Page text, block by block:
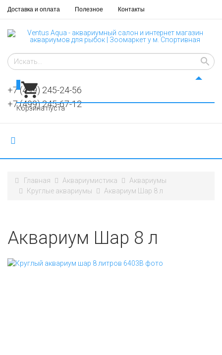
Доставка и оплата Полезное Контакты
+7 (499) 245-24-56
+7 (499) 245-67-12
Корзина пуста
Главная Аквариумистика
Аквариумы
Круглые аквариумы
Аквариум Шар 8 л
Аквариум Шар 8 л